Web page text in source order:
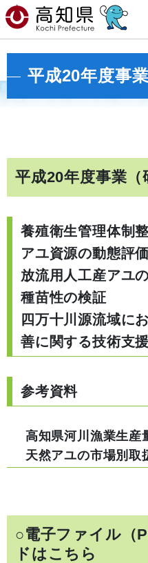
平成20年度事
平成20年度事業（
養殖衛生管理体制
アユ資源の動態評
放流用人工産アユ
種苗性の検証
四万十川源流域に
善に関する技術支援
参考資料
高知県河川漁業生産
天然アユの市場別取
○電子ファイル（
ドはこちら